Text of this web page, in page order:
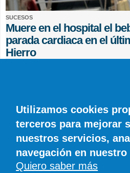
SUCESOS
Muere en el hospital el
parada cardiaca en el
Hierro
© SIROCO INFORMACIÓN SL | Tel. 828
Utilizamos cookies
terceros para mejorar
nuestros servicios,
navegación en
Quiero saber más